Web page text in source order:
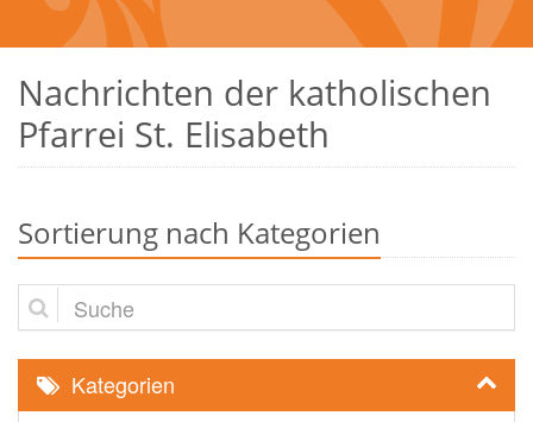
Nachrichten der katholischen
Pfarrei St. Elisabeth
Sortierung nach Kategorien
Suche
Kategorien